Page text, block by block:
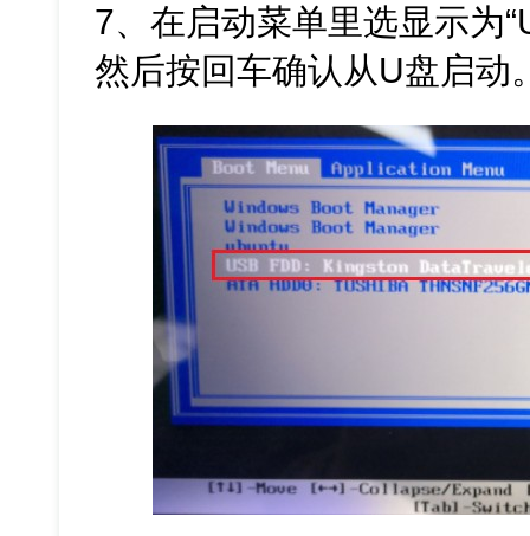
7、在启动菜单里选显示为
然后按回车确认从U盘启动